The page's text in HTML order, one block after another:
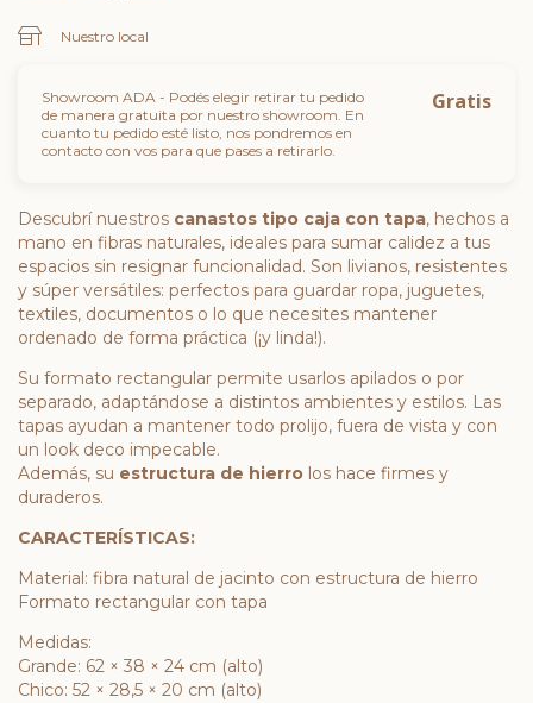
Nuestro local
Showroom ADA - Podés elegir retirar tu pedido
de manera gratuita por nuestro showroom. En
cuanto tu pedido esté listo, nos pondremos en
contacto con vos para que pases a retirarlo.
Gratis
Descubrí nuestros canastos tipo caja con tapa, hechos a
mano en fibras naturales, ideales para sumar calidez a tus
espacios sin resignar funcionalidad. Son livianos, resistentes
y súper versátiles: perfectos para guardar ropa, juguetes,
textiles, documentos o lo que necesites mantener
ordenado de forma práctica (¡y linda!).
Su formato rectangular permite usarlos apilados o por
separado, adaptándose a distintos ambientes y estilos. Las
tapas ayudan a mantener todo prolijo, fuera de vista y con
un look deco impecable.
Además, su estructura de hierro los hace firmes y
duraderos.
CARACTERÍSTICAS:
Material: fibra natural de jacinto con estructura de hierro
Formato rectangular con tapa
Medidas:
Grande: 62 × 38 × 24 cm (alto)
Chico: 52 × 28,5 × 20 cm (alto)